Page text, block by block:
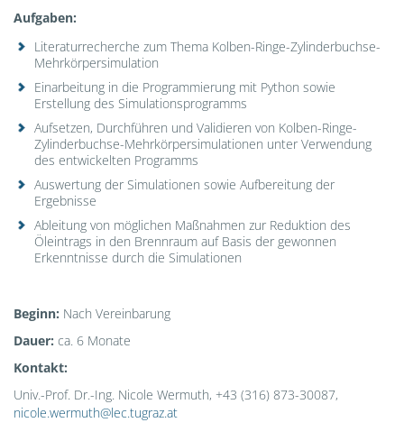
Aufgaben:
Literaturrecherche zum Thema Kolben-Ringe-Zylinderbuchse-
Mehrkörpersimulation
Einarbeitung in die Programmierung mit Python sowie
Erstellung des Simulationsprogramms
Aufsetzen, Durchführen und Validieren von Kolben-Ringe-
Zylinderbuchse-Mehrkörpersimulationen unter Verwendung
des entwickelten Programms
Auswertung der Simulationen sowie Aufbereitung der
Ergebnisse
Ableitung von möglichen Maßnahmen zur Reduktion des
Öleintrags in den Brennraum auf Basis der gewonnen
Erkenntnisse durch die Simulationen
Beginn: Nach Vereinbarung
Dauer: ca. 6 Monate
Kontakt:
Univ.-Prof. Dr.-Ing. Nicole Wermuth, +43 (316) 873-30087,
nicole.wermuth@lec.tugraz.at